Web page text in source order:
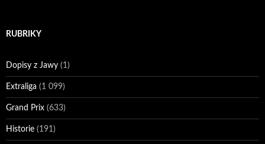
RUBRIKY
Dopisy z Jawy (1)
Extraliga (1 099)
Grand Prix (633)
Historie (191)